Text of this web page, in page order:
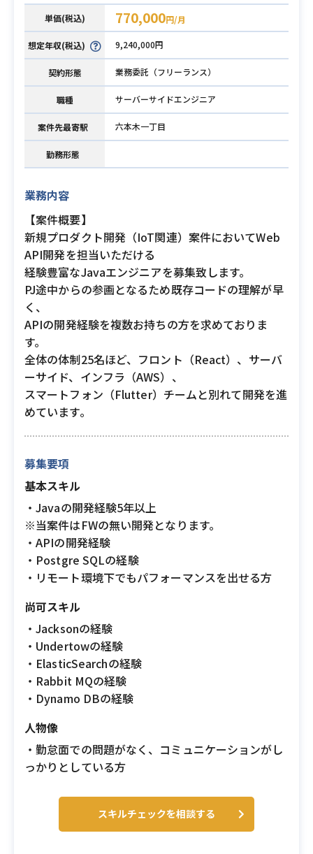
単価(税込) 770,000円/月
想定年収(税込) 9,240,000円
契約形態 業務委託（フリーランス）
職種 サーバーサイドエンジニア
案件先最寄駅 六本木一丁目
勤務形態
業務内容
【案件概要】
新規プロダクト開発（IoT関連）案件においてWeb
API開発を担当いただける
経験豊富なJavaエンジニアを募集致します。
PJ途中からの参画となるため既存コードの理解が早
く、
APIの開発経験を複数お持ちの方を求めておりま
す。
全体の体制25名ほど、フロント（React）、サーバ
ーサイド、インフラ（AWS）、
スマートフォン（Flutter）チームと別れて開発を進
めています。
募集要項
基本スキル
・Javaの開発経験5年以上
※当案件はFWの無い開発となります。
・APIの開発経験
・Postgre SQLの経験
・リモート環境下でもパフォーマンスを出せる方
尚可スキル
・Jacksonの経験
・Undertowの経験
・ElasticSearchの経験
・Rabbit MQの経験
・Dynamo DBの経験
人物像
・勤怠面での問題がなく、コミュニケーションがし
っかりとしている方
スキルチェックを相談する